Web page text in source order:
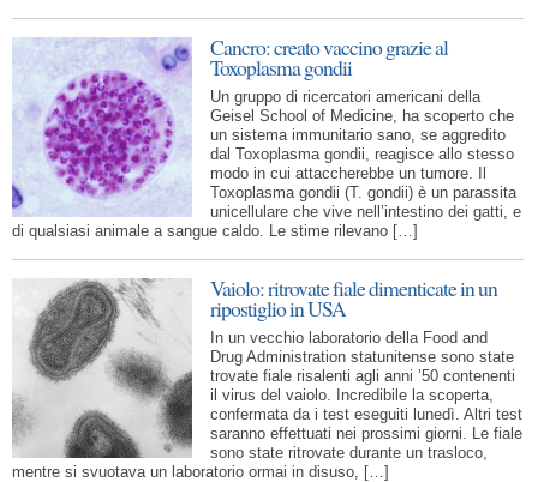
Cancro: creato vaccino grazie al
Toxoplasma gondii
Un gruppo di ricercatori americani della
Geisel School of Medicine, ha scoperto che
un sistema immunitario sano, se aggredito
dal Toxoplasma gondii, reagisce allo stesso
modo in cui attaccherebbe un tumore. Il
Toxoplasma gondii (T. gondii) è un parassita
unicellulare che vive nell’intestino dei gatti, e
di qualsiasi animale a sangue caldo. Le stime rilevano […]
Vaiolo: ritrovate fiale dimenticate in un
ripostiglio in USA
In un vecchio laboratorio della Food and
Drug Administration statunitense sono state
trovate fiale risalenti agli anni ’50 contenenti
il virus del vaiolo. Incredibile la scoperta,
confermata da i test eseguiti lunedì. Altri test
saranno effettuati nei prossimi giorni. Le fiale
sono state ritrovate durante un trasloco,
mentre si svuotava un laboratorio ormai in disuso, […]